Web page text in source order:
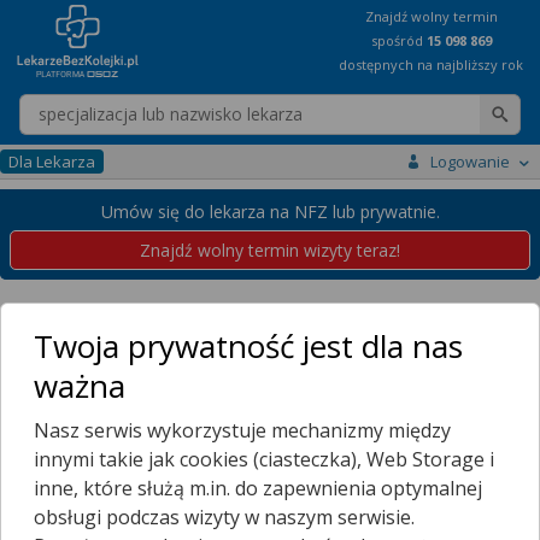
Znajdź wolny termin
spośród 15 098 869
dostępnych na najbliższy rok
Wpisz nazwę lekarza
Dla Lekarza Logowanie
Umów się do lekarza na NFZ lub prywatnie.
Znajdź wolny termin wizyty teraz!
Placówki
Przychodnie w Gdańsku
Zakoniczyn
Wybierz dzielnicę
BARNIEWICE
BISKUPIA GÓRKA
Twoja prywatność jest dla nas
ważna
Nasz serwis wykorzystuje mechanizmy między
innymi takie jak cookies (ciasteczka), Web Storage i
inne, które służą m.in. do zapewnienia optymalnej
obsługi podczas wizyty w naszym serwisie.